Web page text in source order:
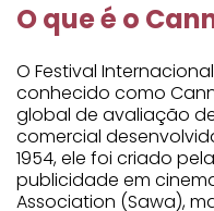
O que é o
O Festival
conhecido como
global de avaliação
comercial
1954, ele foi criado
publicidade em
Association (Sawa),